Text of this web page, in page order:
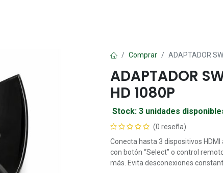
Comprar ADAPTADOR
ADAPTADOR
HD 1080P
Stock: 3 unidades
(0 reseña)
Conecta hasta 3 dispositivos
con botón “Select” o control
más. Evita desconexiones